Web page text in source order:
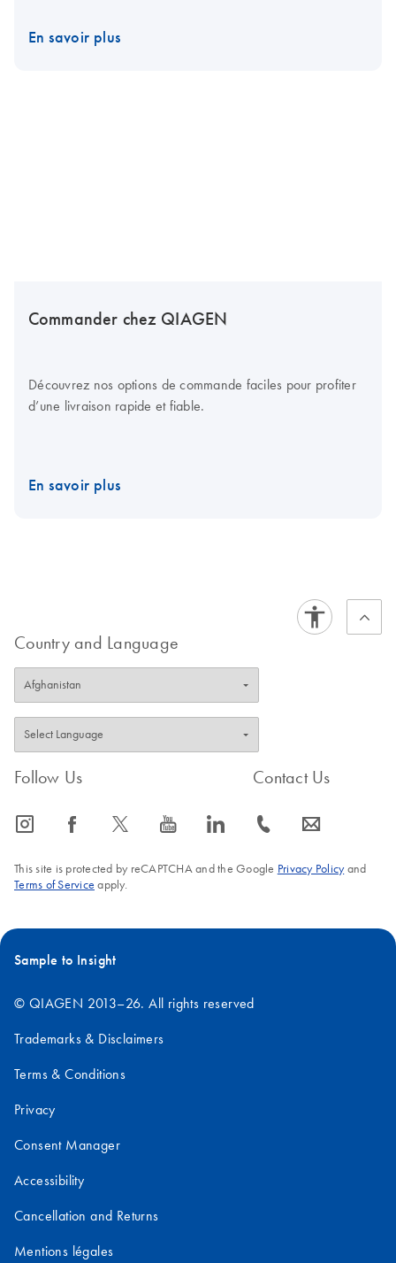
En savoir plus
Commander chez QIAGEN
Découvrez nos options de commande faciles pour profiter
d’une livraison rapide et fiable.
En savoir plus
Country and Language
Follow Us
icon_0065_instagram-s icon_0064_facebook-s icon_0340_cc_gen_x-s icon_0077_youtube-s icon_0066_linkedin-s
Contact Us
icon_0072_phone-s icon_0063_envelope-s
This site is protected by reCAPTCHA and the Google Privacy Policyand
Terms of Service apply.
Sample to Insight
© QIAGEN 2013–26. All rights reserved
Trademarks & Disclaimers
Terms & Conditions
Privacy
Consent Manager
Accessibility
Cancellation and Returns
Mentions légales